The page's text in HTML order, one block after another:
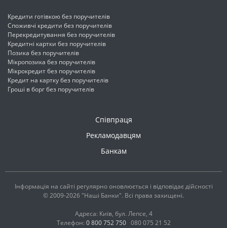
Кредити готівкою без поручителів
Споживчі кредити без поручителів
Перекредитування без поручителів
Кредитні картки без поручителів
Позика без поручителів
Мікропозика без поручителів
Мікрокредит без поручителів
Кредит на картку без поручителів
Гроші в борг без поручителів
Співпраця
Рекламодавцям
Банкам
Інформація на сайті регулярно оновлюється і відповідає дійсності
© 2009-2026 "Наші Банки". Всі права захищені.
Адреса: Київ, бул. Лепсе, 4
Телефон: 0 800 752 750 080 075 21 52